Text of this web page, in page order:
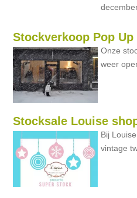
Stockverkoop Pop Up
Onze
weer
Stocksale Louise
Bij
vintage